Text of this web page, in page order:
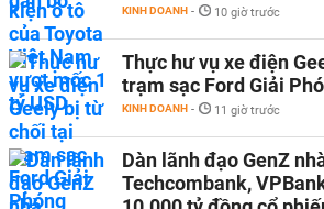
KINH DOANH - 10 giờ trước
Thực hư vụ xe điện
trạm sạc Ford Giải
KINH DOANH - 11 giờ trước
Dàn lãnh đạo GenZ
Techcombank,